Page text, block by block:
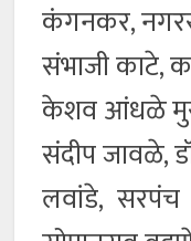
कंगनकर,
संभाजी काटे,
केशव आंधळे
संदीप जावळे,
लवांडे, सरपंच